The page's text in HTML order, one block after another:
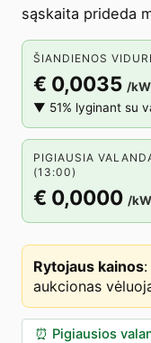
sąskaita prideda
ŠIANDIENOS
€ 0,0035 /
▼ 51% lyginant su
PIGIAUSIA
(13:00)
€ 0,0000 /
Rytojaus kainos:
aukcionas
⏰ Pigiausios